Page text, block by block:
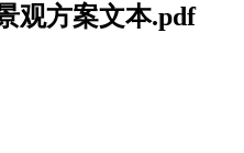
观方案文本.pdf